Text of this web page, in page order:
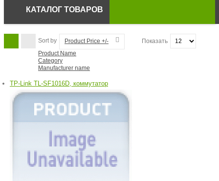
КАТАЛОГ ТОВАРОВ
Sort by
Product Price +/-
Product Name
Category
Manufacturer name
Показать
TP-Link TL-SF1016D, коммутатор